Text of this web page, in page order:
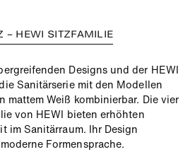
– HEWI SITZFAMILIE
Designs und der HEWI
Sanitärserie mit den Modellen
mattem Weiß kombinierbar. Die vier
von HEWI bieten erhöhten
im Sanitärraum. Ihr Design
Formensprache.